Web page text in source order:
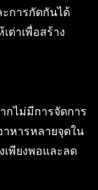
การกัดกันได้
ต่าเพื่อสร้าง
กไม่มีการจัดการ
หารหลายจุดใน
เพียงพอและลด